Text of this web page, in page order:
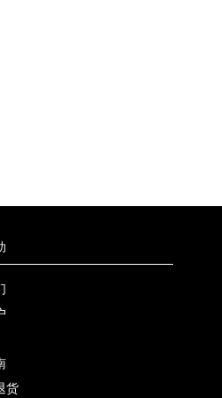
货